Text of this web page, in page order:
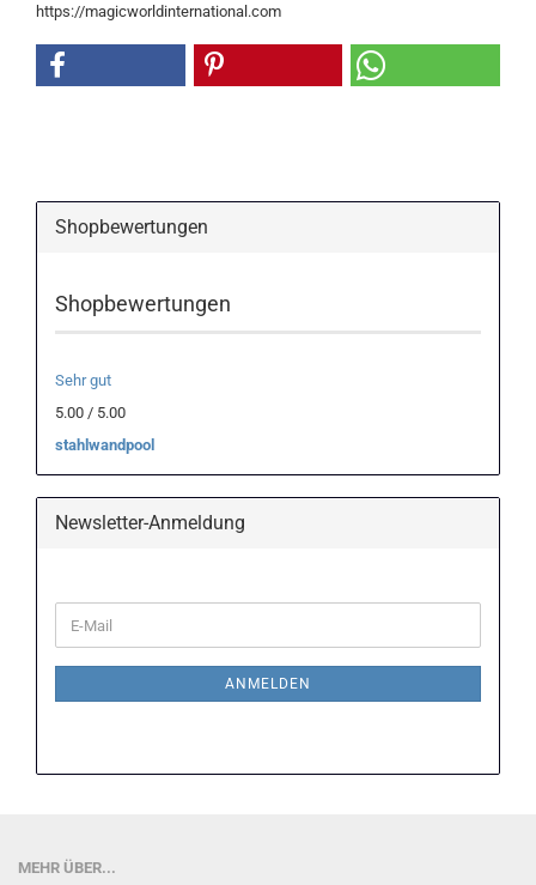
https://magicworldinternational.com
Shopbewertungen
Shopbewertungen
Sehr gut
5.00 / 5.00
stahlwandpool
Newsletter-Anmeldung
ZUR
E-
Mail
ANMELDEN
MEHR ÜBER...